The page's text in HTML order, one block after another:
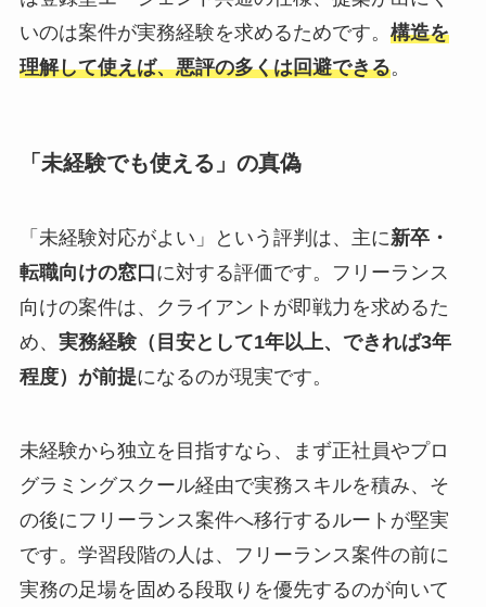
いのは案件が実務経験を求めるためです。 構造を
理解して使えば、悪評の多くは回避できる。
「未経験でも使える」の真偽
「未経験対応がよい」という評判は、主に新卒・
転職向けの窓口 に対する評価です。フリーランス
向けの案件は、クライアントが即戦力を求めるた
め、 実務経験（目安として1年以上、できれば3年
程度）が前提になるのが現実です。
未経験から独立を目指すなら、まず正社員やプロ
グラミングスクール経由で実務スキルを積み、そ
の後にフリーランス案件へ移行するルートが堅実
です。学習段階の人は、フリーランス案件の前に
実務の足場を固める段取りを優先するのが向いて